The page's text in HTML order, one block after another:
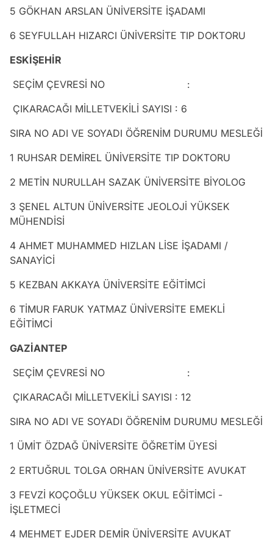
5 GÖKHAN ARSLAN ÜNİVERSİTE İŞADAMI
6 SEYFULLAH HIZARCI ÜNİVERSİTE TIP DOKTORU
ESKİŞEHİR
SEÇİM ÇEVRESİ NO :
ÇIKARACAĞI MİLLETVEKİLİ SAYISI : 6
SIRA NO ADI VE SOYADI ÖĞRENİM DURUMU MESLEĞİ
1 RUHSAR DEMİREL ÜNİVERSİTE TIP DOKTORU
2 METİN NURULLAH SAZAK ÜNİVERSİTE BİYOLOG
3 ŞENEL ALTUN ÜNİVERSİTE JEOLOJİ YÜKSEK
MÜHENDİSİ
4 AHMET MUHAMMED HIZLAN LİSE İŞADAMI /
SANAYİCİ
5 KEZBAN AKKAYA ÜNİVERSİTE EĞİTİMCİ
6 TİMUR FARUK YATMAZ ÜNİVERSİTE EMEKLİ
EĞİTİMCİ
GAZİANTEP
SEÇİM ÇEVRESİ NO :
ÇIKARACAĞI MİLLETVEKİLİ SAYISI : 12
SIRA NO ADI VE SOYADI ÖĞRENİM DURUMU MESLEĞİ
1 ÜMİT ÖZDAĞ ÜNİVERSİTE ÖĞRETİM ÜYESİ
2 ERTUĞRUL TOLGA ORHAN ÜNİVERSİTE AVUKAT
3 FEVZİ KOÇOĞLU YÜKSEK OKUL EĞİTİMCİ -
İŞLETMECİ
4 MEHMET EJDER DEMİR ÜNİVERSİTE AVUKAT